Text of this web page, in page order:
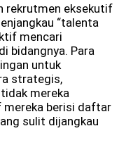
rekrutmen eksekutif
“talenta
mencari
bidangnya. Para
untuk
strategis,
mereka
mereka berisi daftar
sulit dijangkau